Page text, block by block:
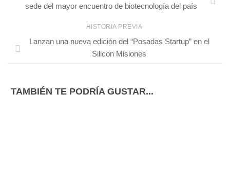
sede del mayor encuentro de biotecnología del país
HISTORIA PREVIA
Lanzan una nueva edición del “Posadas Startup” en el
Silicon Misiones
TAMBIÉN TE PODRÍA GUSTAR...